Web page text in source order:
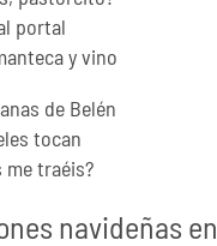
portal
y vino
de Belén
tocan
me traéis?
navideñas en